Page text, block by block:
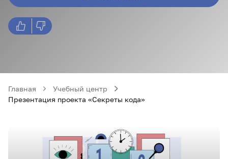
Главная
Учебный центр
Презентация проекта «Секреты кода»